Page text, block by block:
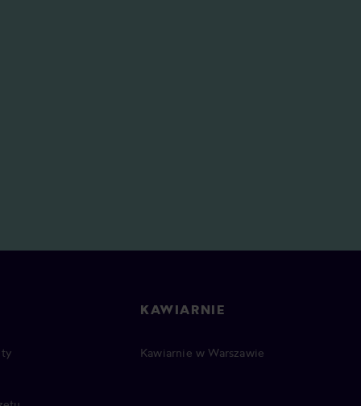
KAWIARNIE
Kawiarnie w Warszawie